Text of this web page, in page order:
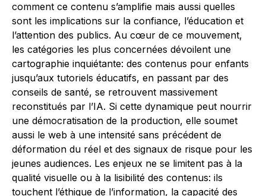
comment ce contenu s’amplifie mais aussi quelles
sont les implications sur la confiance, l’éducation et
l’attention des publics. Au cœur de ce mouvement,
les catégories les plus concernées dévoilent une
cartographie inquiétante: des contenus pour enfants
jusqu’aux tutoriels éducatifs, en passant par des
conseils de santé, se retrouvent massivement
reconstitués par l’IA. Si cette dynamique peut nourrir
une démocratisation de la production, elle soumet
aussi le web à une intensité sans précédent de
déformation du réel et des signaux de risque pour les
jeunes audiences. Les enjeux ne se limitent pas à la
qualité visuelle ou à la lisibilité des contenus: ils
touchent l’éthique de l’information, la capacité des